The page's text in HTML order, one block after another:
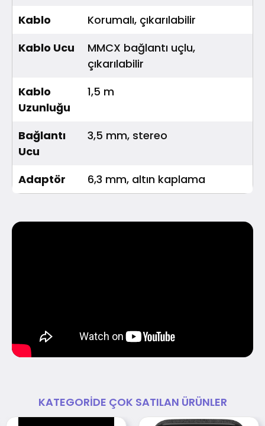
Kablo
Korumalı, çıkarılabilir
Kablo Ucu
MMCX bağlantı uçlu,
çıkarılabilir
Kablo
Uzunluğu
1,5 m
Bağlantı
Ucu
3,5 mm, stereo
Adaptör 6,3 mm, altın kaplama
KATEGORIDE ÇOK SATILAN ÜRÜNLER